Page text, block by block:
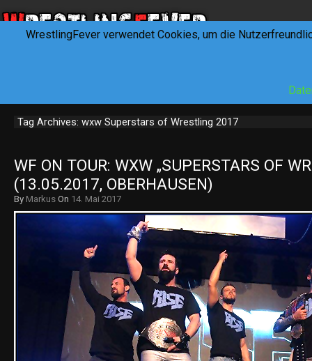
Tag Archives: wxw Superstars of Wrestling 2017
WF ON TOUR: WXW „SUPERSTARS OF
(13.05.2017, OBERHAUSEN)
By Markus On 14. Mai 2017
WrestlingFever verwendet Cookies, um die